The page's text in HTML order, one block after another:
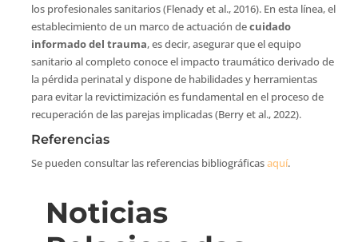
los profesionales sanitarios (Flenady et al., 2016). En esta línea, el
establecimiento de un marco de actuación decuidado
informado del trauma, es decir, asegurar que el equipo
sanitario al completo conoce el impacto traumático derivado de
la pérdida perinatal y dispone de habilidades y herramientas
para evitar la revictimización es fundamental en el proceso de
recuperación de las parejas implicadas (Berry et al., 2022).
Referencias
Se pueden consultar las referencias bibliográficasaquí.
Noticias